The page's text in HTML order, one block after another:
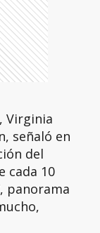
Virginia
señaló en
del
cada 10
panorama